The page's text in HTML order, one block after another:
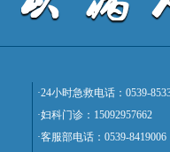
·24小时急救电话：0539-
·妇科门诊：15092957662
·客服部电话：0539-8419006